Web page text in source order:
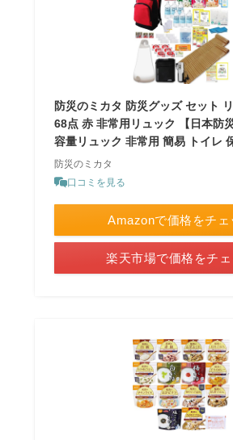
防災のミカタ 防災グッズ セット
68点 赤 非常用リュック 【日本防
容量リュック 非常用 簡易 トイレ
防災のミカタ
口コミを見る
Amazonで価格をチェ
楽天市場で価格をチェ